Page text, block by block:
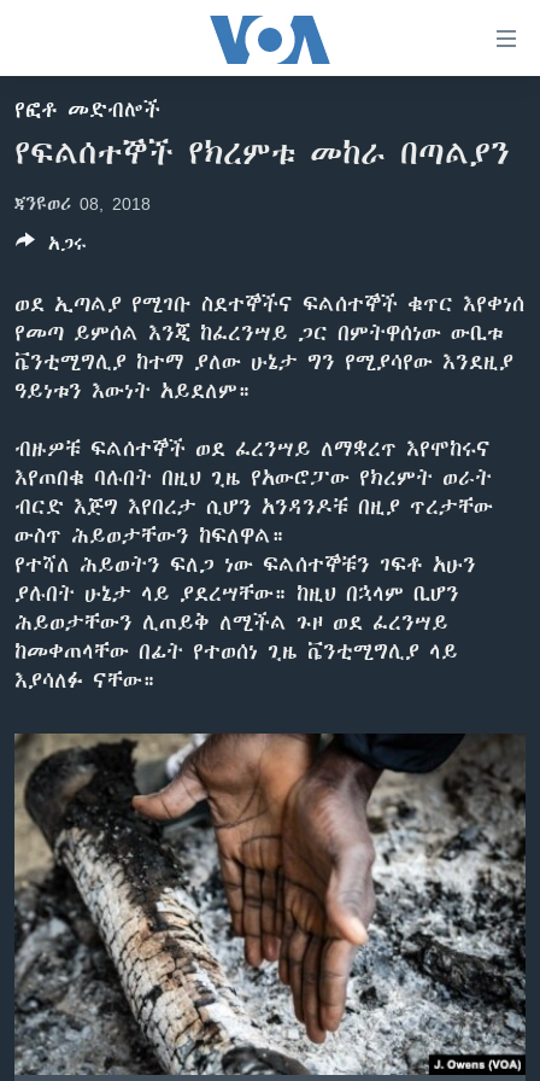
ማገናኛዎች
ዋናው
እለፍ
ወደ
ይዘት
እለፍ
ወደ
ዋናው
እለፍ
ኢትዮጵያ
አፍሪካ
ዓለምአቀፍ
አሜሪካ
መካከለኛው ምሥራቅ
ኑሮ በጤንነት
ጋቢና ቪኦኤ
ከምሽቱ ሦስት ሰዓት የአማርኛ ዜና
ቪዲዮ
የፎቶ መድብሎች
ክምችት
Learning English
ይከተሉን
ቋንቋዎች
የፎቶ መድብሎች
የፍልሰተኞች የክረምቱ መከራ በጣልያን
ጃንዩወሪ 08, 2018
ወደ ኢጣልያ የሚገቡ ስደተኞችና ፍልሰተኞች ቁጥር እየቀነሰ
የመጣ ይምሰል እንጂ ከፈረንሣይ ጋር በምትዋሰነው ውቢቱ
ቬንቲሚግሊያ ከተማ ያለው ሁኔታ ግን የሚያሳየው እንደዚያ
ዓይነቱን እውነት አይደለም።
ብዙዎቹ ፍልሰተኞች ወደ ፈረንሣይ ለማቋረጥ እየሞከሩና
እየጠበቁ ባሉበት በዚህ ጊዜ የአውሮፓው የክረምት ወራት
ብርድ እጅግ እየበረታ ሲሆን አንዳንዶቹ በዚያ ጥረታቸው
ውስጥ ሕይወታቸውን ከፍለዋል።
የተሻለ ሕይወትን ፍለጋ ነው ፍልሰተኞቹን ገፍቶ አሁን
ያሉበት ሁኔታ ላይ ያደረሣቸው። ከዚህ በኋላም ቢሆን
ሕይወታቸውን ሊጠይቅ ለሚችል ጉዞ ወደ ፈረንሣይ
ከመቀጠላቸው በፊት የተወሰነ ጊዜ ቬንቲሚግሊያ ላይ
እያሳለፉ ናቸው።
አጋሩ